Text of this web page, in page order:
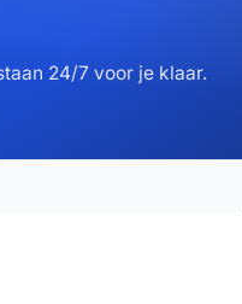
24/7 voor je klaar.